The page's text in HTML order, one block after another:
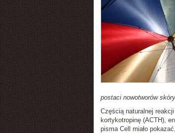
postaci nowotworów skóry
Częścią naturalnej
kortykotropinę (ACTH),
pisma Cell miało